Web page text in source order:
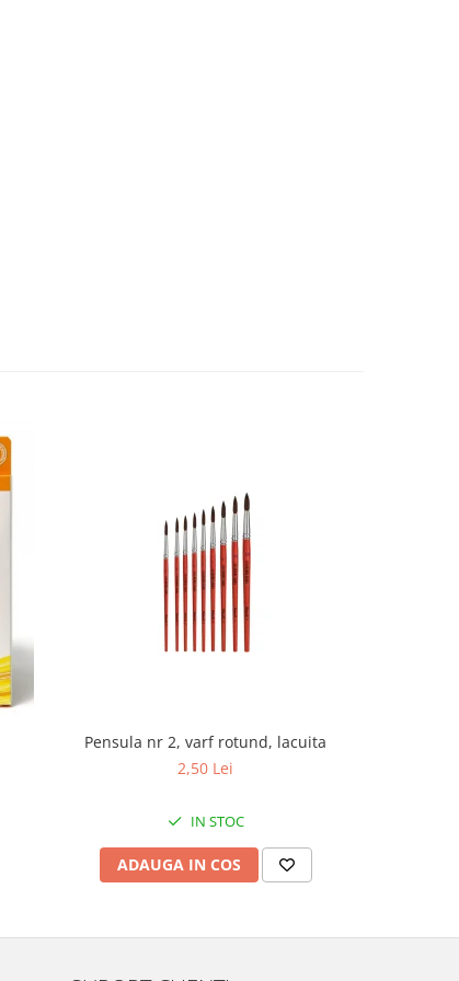
Pensula nr 2, varf rotund, lacuita
2,50 Lei
IN STOC
ADAUGA IN COS